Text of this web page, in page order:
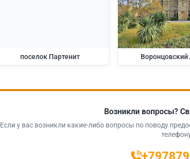
поселок Партенит Воронцовский
Возникли вопросы?
Если у вас возникли какие-либо вопросы по поводу